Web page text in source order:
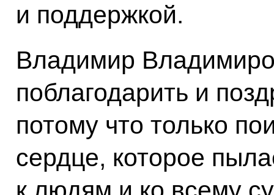
и поддержкой.
Владимир
поблагодарить и
потому что только
сердце, которое